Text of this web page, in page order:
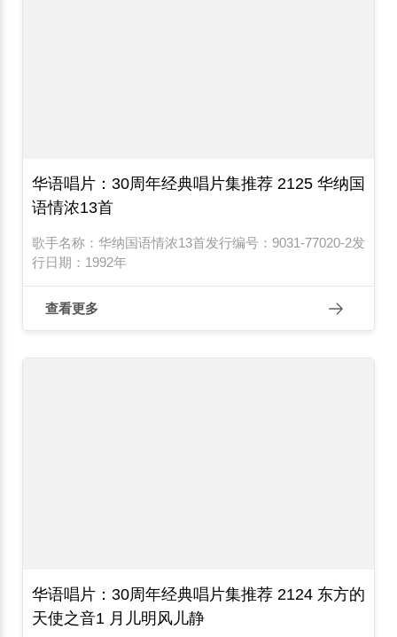
华语唱片：30周年经典唱片集推荐 2125 华纳国
语情浓13首
歌手名称：华纳国语情浓13首发行编号：9031-77020-2发
行日期：1992年
查看更多
华语唱片：30周年经典唱片集推荐 2124 东方的
天使之音1 月儿明风儿静